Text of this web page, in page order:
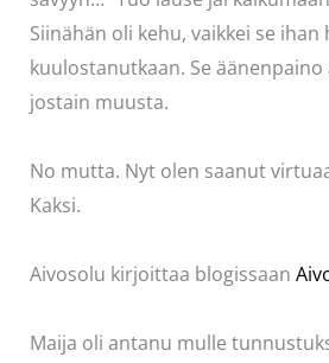
Siinähän oli kehu, vaikkei se ihan
kuulostanutkaan. Se
jostain muusta.
No mutta. Nyt olen saanut
Kaksi.
Aivosolu kirjoittaa blogissaan
Maija oli antanu mulle